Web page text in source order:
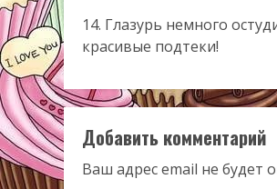
14. Глазурь немного
красивые подтеки!
Добавить комментарий
Ваш адрес email не будет